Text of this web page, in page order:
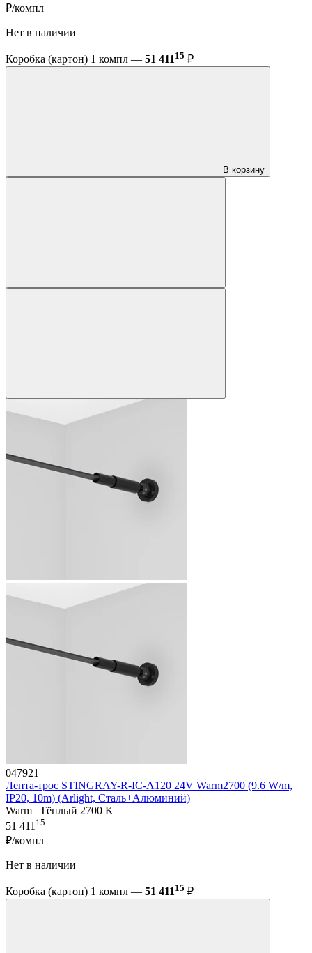
₽/компл
Нет в наличии
Коробка (картон) 1 компл — 51 411 15 ₽
В корзину
047921
Лента-трос STINGRAY-R-IC-A120 24V Warm2700 (9.6 W/m,
IP20, 10m) (Arlight, Сталь+Алюминий)
Warm | Тёплый 2700 K
51 411 15
₽/компл
Нет в наличии
Коробка (картон) 1 компл — 51 41115 ₽